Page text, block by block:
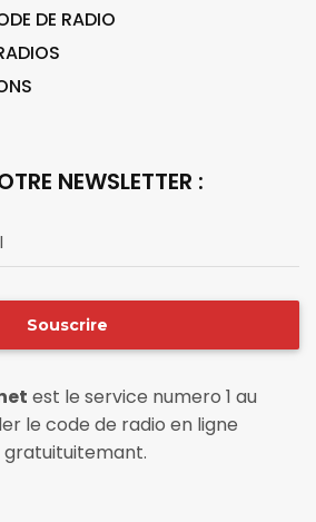
DE RADIO
NEWSLETTER :
Souscrire
est le service numero 1 au
le code de radio en ligne